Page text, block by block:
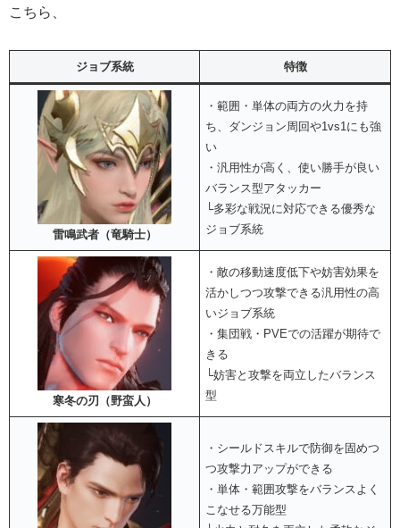
こちら、
ジョブ系統 特徴
雷鳴武者（竜騎士）
・範囲・単体の両方の火力を持
ち、ダンジョン周回や1vs1にも強
い
・汎用性が高く、使い勝手が良い
バランス型アタッカー
└多彩な戦況に対応できる優秀な
ジョブ系統
寒冬の刃（野蛮人）
・敵の移動速度低下や妨害効果を
活かしつつ攻撃できる汎用性の高
いジョブ系統
・集団戦・PVEでの活躍が期待で
きる
└妨害と攻撃を両立したバランス
型
・シールドスキルで防御を固めつ
つ攻撃力アップができる
・単体・範囲攻撃をバランスよく
こなせる万能型